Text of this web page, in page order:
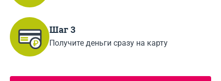
Шаг 3
Получите деньги сразу на карту